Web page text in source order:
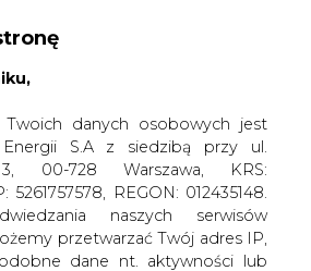
A A
ZALOGUJ SIĘ
Twoich danych osobowych jest
S.A z siedzibą przy ul.
3, 00-728 Warszawa, KRS:
REGON: 012435148.
naszych serwisów
przetwarzać Twój adres IP,
dane nt. aktywności lub